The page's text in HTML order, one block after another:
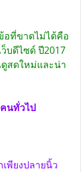
อที่ขาดไม่ได้คือ
บดีไซด์ ปี2017
สดใหม่และน่า
นทั่วไป
พียงปลายนิ้ว